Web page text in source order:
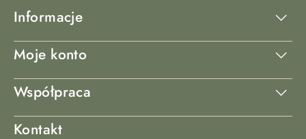
Informacje
Moje konto
Współpraca
Kontakt